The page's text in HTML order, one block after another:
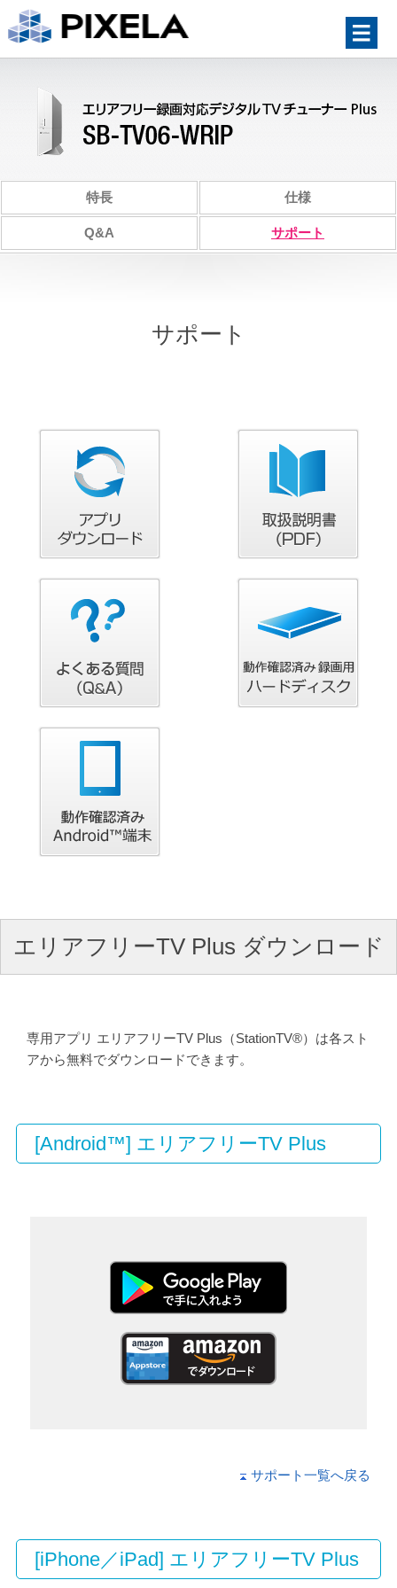
特長 仕様
Q&A サポート
サポート
エリアフリーTV Plus ダウンロード
専用アプリ エリアフリーTV Plus（StationTV®）は各スト
アから無料でダウンロードできます。
[Android™] エリアフリーTV Plus
サポート一覧へ戻る
[iPhone／iPad] エリアフリーTV Plus